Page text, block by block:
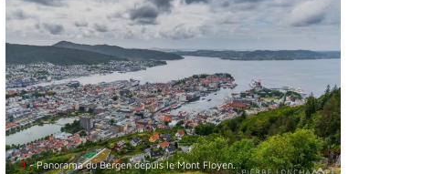
3- Panorama du Bergen depuis le Mont Floyen.